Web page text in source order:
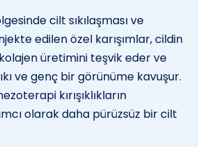
cilt sıkılaşması ve
edilen özel karışımlar, cildin
üretimini teşvik eder ve
ve genç bir görünüme kavuşur.
kırışıklıkların
olarak daha pürüzsüz bir cilt